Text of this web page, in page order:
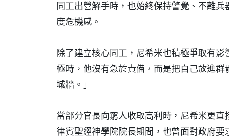
同工出營解手時，也始終保持警覺、不離
度危機感。
除了建立核心同工，尼希米也積極爭取有
極時，他沒有急於責備，而是把自己放進
城牆。」
當部分官長向窮人收取高利時，尼希米更
律賓聖經神學院院長期間，也曾面對政府